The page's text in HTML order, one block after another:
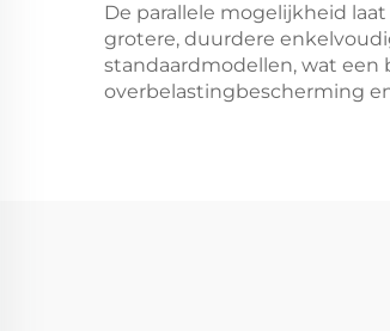
De parallele mogelijkheid
grotere, duurdere
standaardmodellen, wat een
overbelastingbescherming